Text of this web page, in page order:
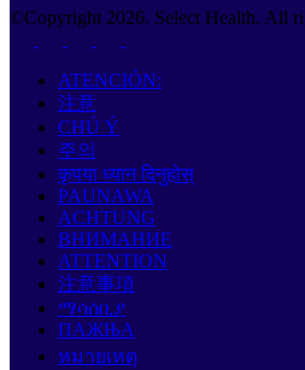
©Copyright 2026. Select Health. All
ATENCIÓN:
注意
CHÚ Ý
주의
कृपया ध्यान दिनुहोस्
PAUNAWA
ACHTUNG
ВНИМАНИЕ
ATTENTION
注意事項
ማሳሰቢያ
ПАЖЊА
หมายเหตุ